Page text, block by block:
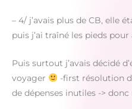
– 4/ j’avais plus de CB, elle
puis j’ai traîné les pieds
Puis surtout j’avais décidé
voyager
-first résolution
de dépenses inutiles ->